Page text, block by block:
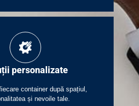
personalizate
container după spațiul,
și nevoile tale.